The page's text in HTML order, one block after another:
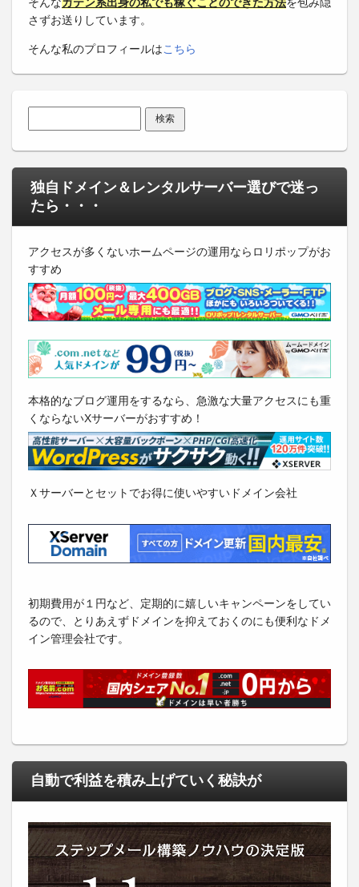
そんなガテン系出身の私でも稼ぐことのできた方法を包み隠
さずお送りしています。
そんな私のプロフィールはこちら
独自ドメイン＆レンタルサーバー選びで迷っ
たら・・・
アクセスが多くないホームページの運用ならロリポップがお
すすめ
本格的なブログ運用をするなら、急激な大量アクセスにも重
くならないXサーバーがおすすめ！
Ｘサーバーとセットでお得に使いやすいドメイン会社
初期費用が１円など、定期的に嬉しいキャンペーンをしてい
るので、とりあえずドメインを抑えておくのにも便利なドメ
イン管理会社です。
自動で利益を積み上げていく秘訣が